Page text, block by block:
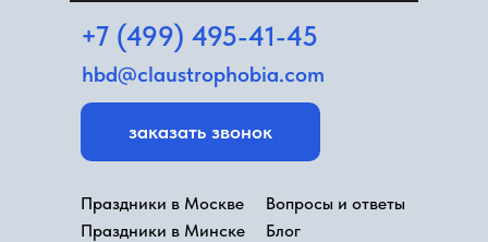
+7 (499) 495-41-45
hbd@claustrophobia.com
заказать звонок
Праздники в Москве
Праздники в Минске Блог
Вопросы и ответы